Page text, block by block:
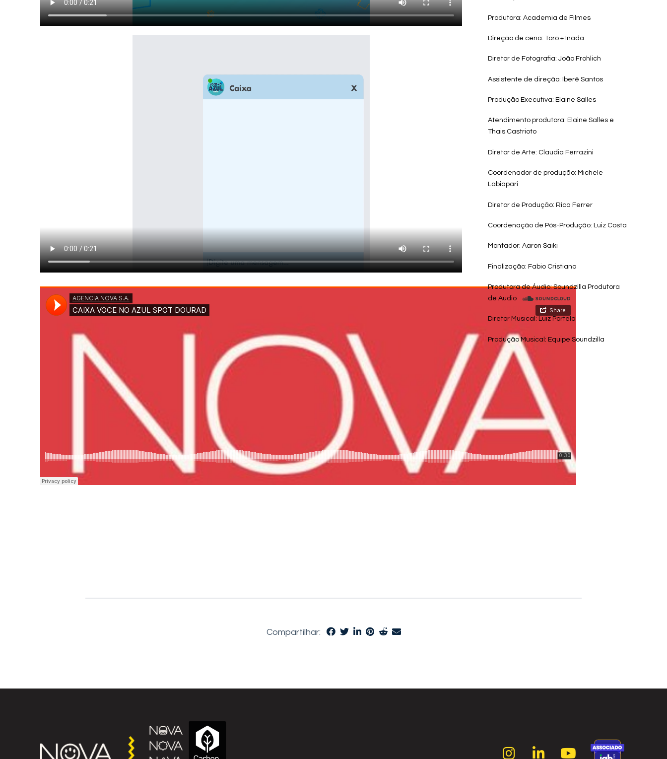
Produtora: Academia de Filmes
Direção de cena: Toro + Inada
Diretor de Fotografia: João Frohlich
Assistente de direção: Iberê Santos
Produção Executiva: Elaine Salles
Atendimento produtora: Elaine Salles e
Thais Castrioto
Diretor de Arte: Claudia Ferrazini
Coordenador de produção: Michele
Labiapari
Diretor de Produção: Rica Ferrer
Coordenação de Pós-Produção: Luiz Costa
Montador: Aaron Saiki
Finalização: Fabio Cristiano
Produtora de Áudio: Soundzilla Produtora
de Audio
Diretor Musical: Luiz Portela
Produção Musical: Equipe Soundzilla
Compartilhar: